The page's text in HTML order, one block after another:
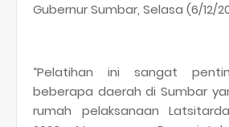
Gubernur Sumbar, Selasa (6/12/
“Pelatihan ini sangat
beberapa daerah di Sumbar
rumah pelaksanaan